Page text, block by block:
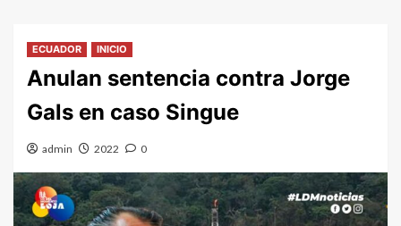
ECUADOR INICIO
Anulan sentencia contra Jorge
Gals en caso Singue
admin 2022 0